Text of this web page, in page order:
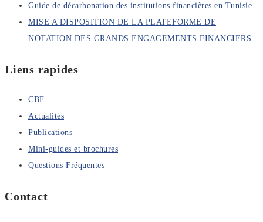
Guide de décarbonation des institutions financières en Tunisie
MISE A DISPOSITION DE LA PLATEFORME DE
NOTATION DES GRANDS ENGAGEMENTS FINANCIERS
Liens rapides
CBF
Actualités
Publications
Mini-guides et brochures
Questions Fréquentes
Contact